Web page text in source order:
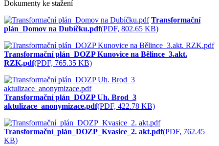
Dokumenty ke stažení
Transformační
plán_Domov na Dubíčku.pdf(PDF, 802.65 KB)
Transformační plán_DOZP Kunovice na Bělince_3.akt.
RZK.pdf(PDF, 765.35 KB)
Transformační plán_DOZP Uh. Brod_3
aktulizace_anonymizace.pdf(PDF, 422.78 KB)
Transformační_plán_DOZP_Kvasice_2. akt.pdf(PDF, 762.45
KB)